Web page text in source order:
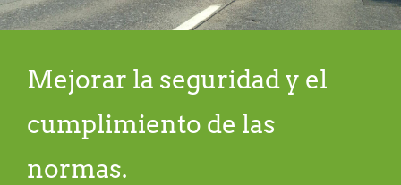
Mejorar la seguridad y el
cumplimiento de las
normas.